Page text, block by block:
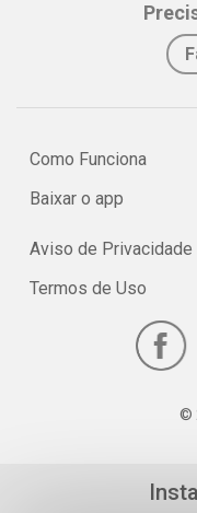
Como Funciona
Baixar o app
Aviso de Privacidade
Termos de Uso
©